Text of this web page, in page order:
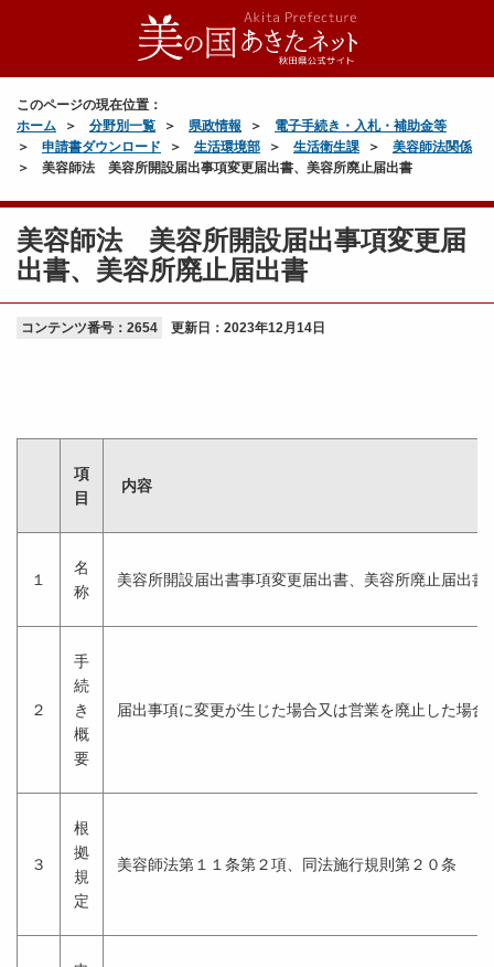
このページの現在位置：
ホーム
分野別一覧 県政情報
電子手続き・入札・補助金等
申請書ダウンロード
生活環境部 生活衛生課
美容師法関係
美容師法 美容所開設届出事項変更届出書、美容所廃止届出書
美容師法 美容所開設届出事項変更届
出書、美容所廃止届出書
コンテンツ番号：2654 更新日： 2023年12月14日
項
目
内容
１
名
称
美容所開設届出書事項変更届出書、美容所廃止届出書
２
手
続
き
概
要
届出事項に変更が生じた場合又は営業を廃止した場合
３
根
拠
規
定
美容師法第１１条第２項、同法施行規則第２０条